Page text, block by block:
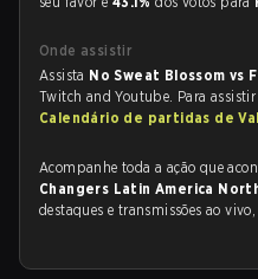
Onde assistir
Assista No Sweat Blossom vs
Twitch and Youtube. Para
Calendário de partidas de
Acompanhe toda a ação que
Changers Latin America
destaques e transmissões ao